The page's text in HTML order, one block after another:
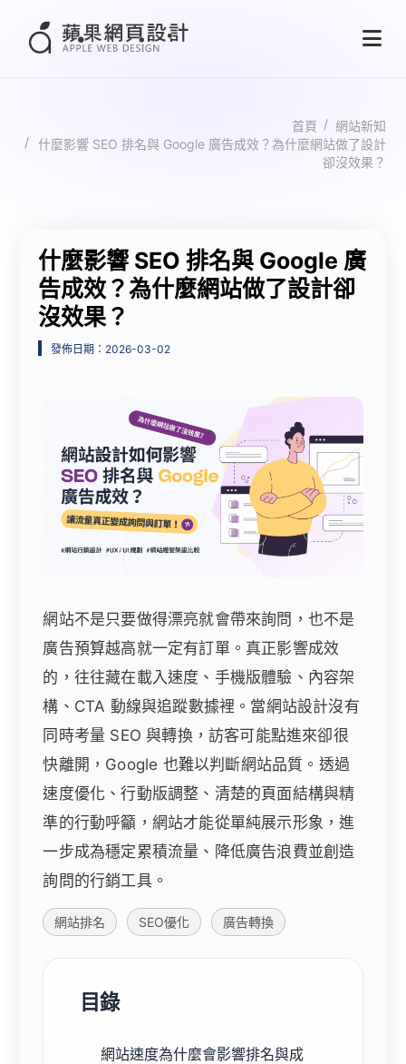
首頁
網站新知
什麼影響 SEO 排名與 Google 廣告成效？為什麼網站做了設計
卻沒效果？
什麼影響 SEO 排名與 Google 廣
告成效？為什麼網站做了設計卻
沒效果？
發佈日期：2026-03-02
網站不是只要做得漂亮就會帶來詢問，也不是
廣告預算越高就一定有訂單。真正影響成效
的，往往藏在載入速度、手機版體驗、內容架
構、CTA 動線與追蹤數據裡。當網站設計沒有
同時考量 SEO 與轉換，訪客可能點進來卻很
快離開，Google 也難以判斷網站品質。透過
速度優化、行動版調整、清楚的頁面結構與精
準的行動呼籲，網站才能從單純展示形象，進
一步成為穩定累積流量、降低廣告浪費並創造
詢問的行銷工具。
網站排名 SEO優化 廣告轉換
目錄
網站速度為什麼會影響排名與成